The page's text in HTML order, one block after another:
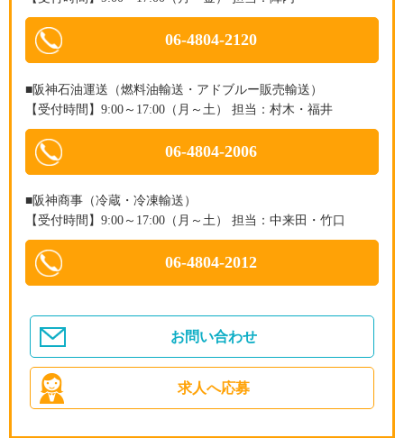
06-4804-2120
■阪神石油運送（燃料油輸送・アドブルー販売輸送）
【受付時間】9:00～17:00（月～土） 担当：村木・福井
06-4804-2006
■阪神商事（冷蔵・冷凍輸送）
【受付時間】9:00～17:00（月～土） 担当：中来田・竹口
06-4804-2012
お問い合わせ
求人へ応募